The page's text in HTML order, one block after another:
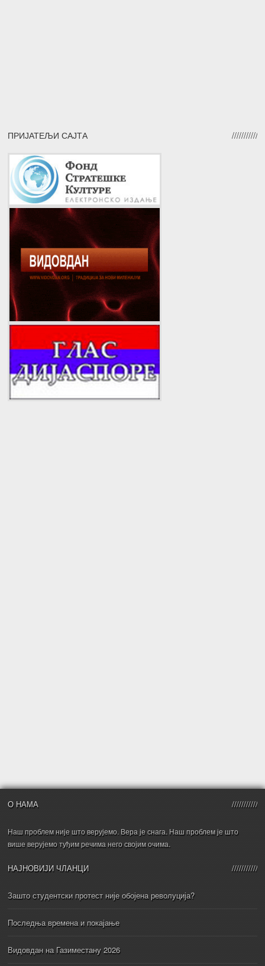
ПРИЈАТЕЉИ САЈТА
О НАМА
Наш проблем није што верујемо. Вера је снага. Наш проблем је што
више верујемо туђим речима него својим очима.
НАЈНОВИЈИ ЧЛАНЦИ
Зашто студентски протест није обојена револуција?
Последња времена и покајање
Видовдан на Газиместану 2026